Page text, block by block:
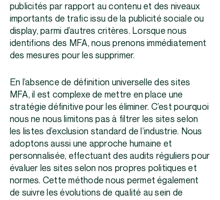
publicités par rapport au contenu et des niveaux
importants de trafic issu de la publicité sociale ou
display, parmi d’autres critères. Lorsque nous
identifions des MFA, nous prenons immédiatement
des mesures pour les supprimer.
En l’absence de définition universelle des sites
MFA, il est complexe de mettre en place une
stratégie définitive pour les éliminer. C’est pourquoi
nous ne nous limitons pas à filtrer les sites selon
les listes d’exclusion standard de l’industrie. Nous
adoptons aussi une approche humaine et
personnalisée, effectuant des audits réguliers pour
évaluer les sites selon nos propres politiques et
normes. Cette méthode nous permet également
de suivre les évolutions de qualité au sein de